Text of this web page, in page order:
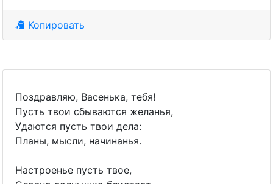
Копировать
Поздравляю, Васенька, тебя!
Пусть твои сбываются желанья,
Удаются пусть твои дела:
Планы, мысли, начинанья.
Настроенье пусть твое,